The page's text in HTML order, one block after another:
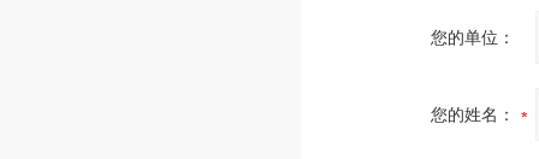
您的单位：
您的姓名：